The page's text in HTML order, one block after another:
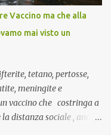
di rischio, spesso già
c’è presa in carico.
Vaccino ma che alla
mai visto un
tetano, pertosse,
meningite e
vaccino che costringa a
distanza sociale , anche